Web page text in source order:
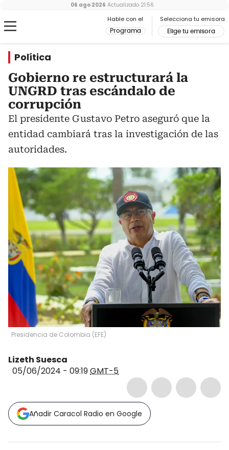
Hable con el
Programa
Selecciona tu emisora
Elige tu emisora
06 ago 2026 Actualizado 21:56
Política
Gobierno re estructurará la
UNGRD tras escándalo de
corrupción
El presidente Gustavo Petro aseguró que la
entidad cambiará tras la investigación de las
autoridades.
Presidencia de Colombia (EFE)
Lizeth Suesca
05/06/2024 - 09:19GMT-5
Añadir Caracol Radio en Google